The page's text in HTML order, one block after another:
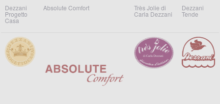
Dezzani
Progetto
Casa
Absolute Comfort Très Jolie di
Carla Dezzani
Dezzani
Tende